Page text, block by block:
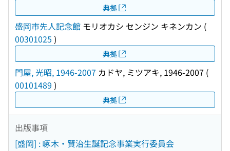
典拠
盛岡市先人記念館 モリオカシ センジン キネンカン (
00301025 )
典拠
門屋, 光昭, 1946-2007 カドヤ, ミツアキ, 1946-2007 (
00101489 )
典拠
出版事項
[盛岡] : 啄木・賢治生誕記念事業実行委員会